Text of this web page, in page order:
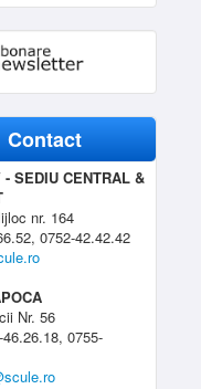
Contact
- SEDIU CENTRAL &
nr. 164
0752-42.42.42
Nr. 56
0755-